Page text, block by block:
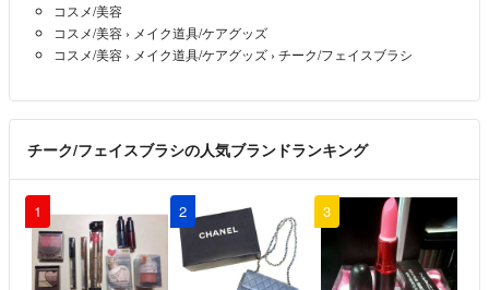
コスメ/美容
コスメ/美容 › メイク道具/ケアグッズ
コスメ/美容 › メイク道具/ケアグッズ › チーク/フェイスブラシ
チーク/フェイスブラシの人気ブランドランキング
1 2 3